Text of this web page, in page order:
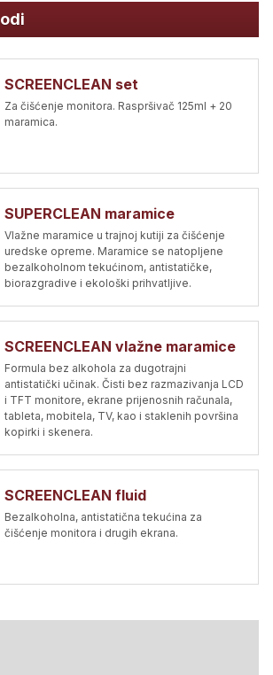
SCREENCLEAN set
Za čišćenje monitora. Raspršivač 125ml + 20
maramica.
SUPERCLEAN maramice
Vlažne maramice u trajnoj kutiji za čišćenje
uredske opreme. Maramice se natopljene
bezalkoholnom tekućinom, antistatičke,
biorazgradive i ekološki prihvatljive.
SCREENCLEAN vlažne maramice
Formula bez alkohola za dugotrajni
antistatički učinak. Čisti bez razmazivanja LCD
i TFT monitore, ekrane prijenosnih računala,
tableta, mobitela, TV, kao i staklenih površina
kopirki i skenera.
SCREENCLEAN fluid
Bezalkoholna, antistatična tekućina za
čišćenje monitora i drugih ekrana.